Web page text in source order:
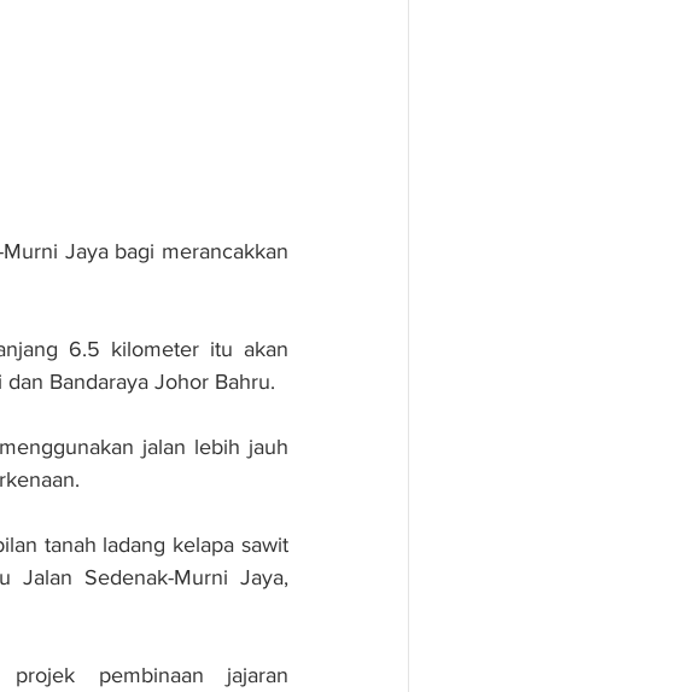
Jaya bagi merancakkan
6.5 kilometer itu akan
Bandaraya Johor Bahru.
jalan lebih jauh
tanah ladang kelapa sawit
Jalan Sedenak-Murni Jaya,
projek pembinaan jajaran